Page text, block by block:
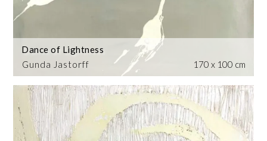
Gunda Jastorff
Dance of Lightness
170 x 100 cm